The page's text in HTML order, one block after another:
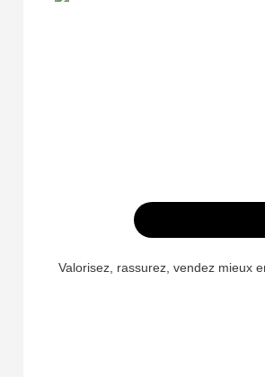
Valorisez, rassurez, vendez mieux